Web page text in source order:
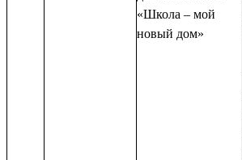
«Школа – мой
новый дом»